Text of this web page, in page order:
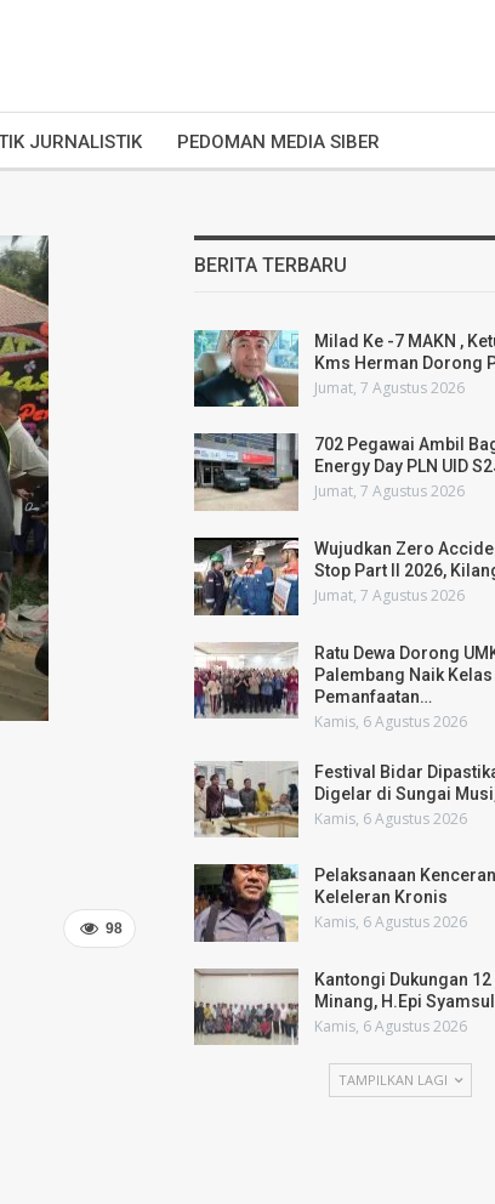
JURNALISTIK PEDOMAN MEDIA SIBER
98
BERITA TERBARU
Milad Ke -7 MAKN ,
Kms Herman Dorong
Jumat, 7 Agustus 2026
702 Pegawai Ambil
Energy Day PLN UID
Jumat, 7 Agustus 2026
Wujudkan Zero
Stop Part II 2026,
Jumat, 7 Agustus 2026
Ratu Dewa Dorong
Palembang Naik Kelas
Pemanfaatan…
Kamis, 6 Agustus 2026
Festival Bidar
Digelar di Sungai
Kamis, 6 Agustus 2026
Pelaksanaan
Keleleran Kronis
Kamis, 6 Agustus 2026
Kantongi Dukungan
Minang, H.Epi
Kamis, 6 Agustus 2026
TAMPILKAN LAGI